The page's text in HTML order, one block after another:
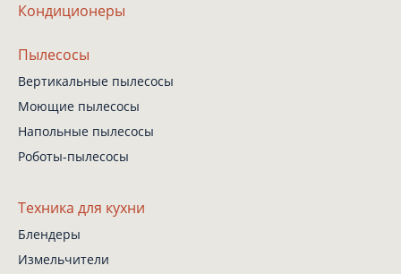
Кондиционеры
Пылесосы
Вертикальные пылесосы
Моющие пылесосы
Напольные пылесосы
Роботы-пылесосы
Техника для кухни
Блендеры
Измельчители